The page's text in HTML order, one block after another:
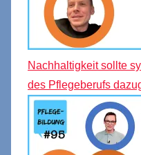
Nachhaltigkeit sollte
des Pflegeberufs